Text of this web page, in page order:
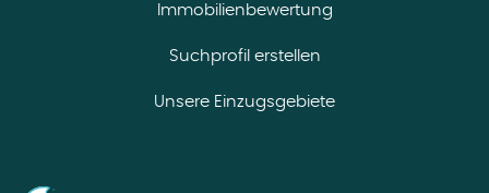
Immobilienbewertung
Suchprofil erstellen
Unsere Einzugsgebiete